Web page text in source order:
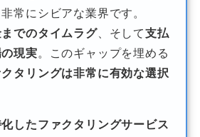
常にシビアな業界です。
でのタイムラグ、そして支払
現実。このギャップを埋める
クタリングは非常に有効な選択
したファクタリングサービス